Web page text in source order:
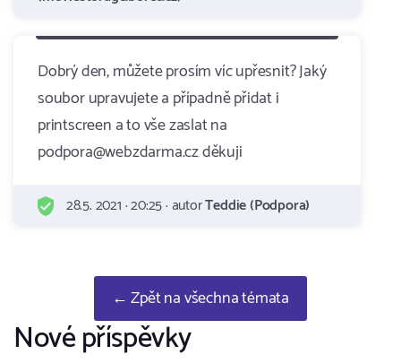
Dobrý den, můžete prosím víc upřesnit? Jaký
soubor upravujete a případně přidat i
printscreen a to vše zaslat na
podpora@webzdarma.cz děkuji
28.5. 2021 · 20:25 · autorTeddie (Podpora)
← Zpět na všechna témata
Nové příspěvky